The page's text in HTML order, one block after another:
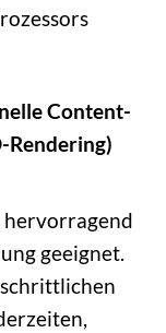
Content-
Rendering)
hervorragend
geeignet.